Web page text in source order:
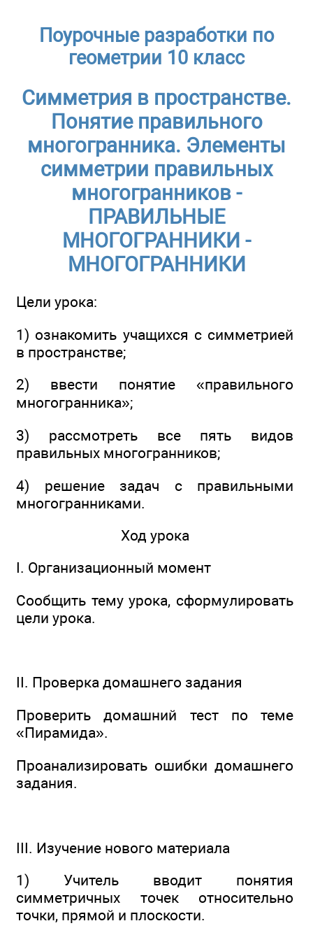
Поурочные разработки по
геометрии 10 класс
Симметрия в пространстве.
Понятие правильного
многогранника. Элементы
симметрии правильных
многогранников -
ПРАВИЛЬНЫЕ
МНОГОГРАННИКИ -
МНОГОГРАННИКИ
Цели урока:
1) ознакомить учащихся с симметрией
в пространстве;
2) ввести понятие «правильного
многогранника»;
3) рассмотреть все пять видов
правильных многогранников;
4) решение задач с правильными
многогранниками.
Ход урока
I. Организационный момент
Сообщить тему урока, сформулировать
цели урока.
II. Проверка домашнего задания
Проверить домашний тест по теме
«Пирамида».
Проанализировать ошибки домашнего
задания.
III. Изучение нового материала
1) Учитель вводит понятия
симметричных точек относительно
точки, прямой и плоскости.